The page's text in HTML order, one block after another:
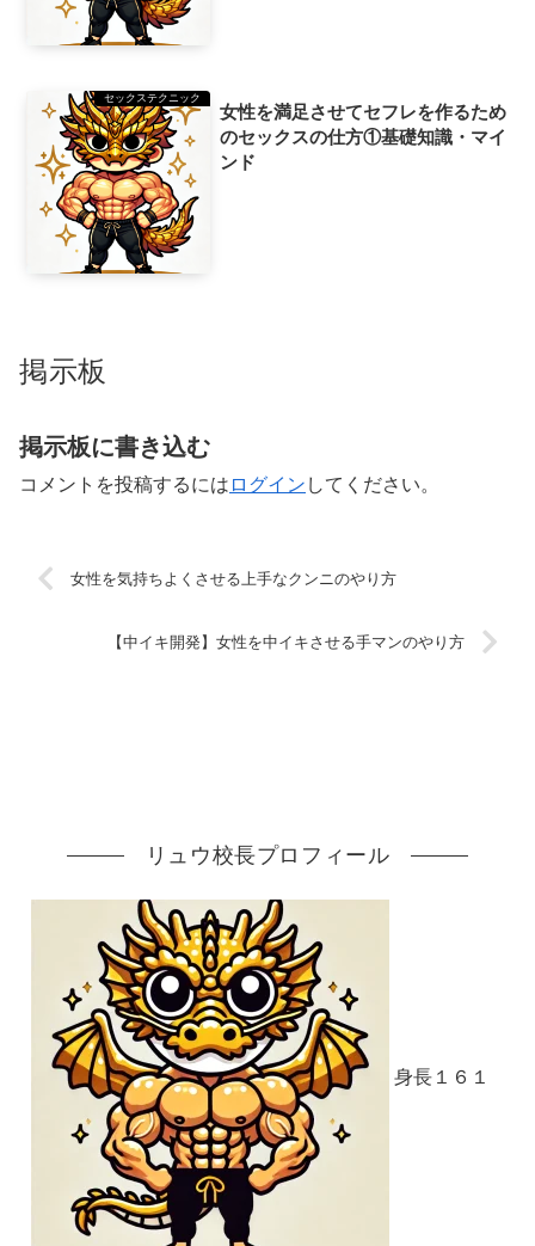
セックステクニック
女性を満足させてセフレを作るため
のセックスの仕方①基礎知識・マイ
ンド
掲示板
掲示板に書き込む
コメントを投稿するには ログイン してください。
女性を気持ちよくさせる上手なクンニのやり方
【中イキ開発】女性を中イキさせる手マンのやり方
リュウ校長プロフィール
身長１６１